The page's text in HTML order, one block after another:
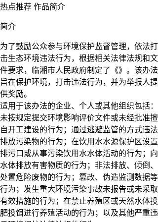
热点推荐 作品简介
简介
为了鼓励公众参与环境保护监督管理，依法打
击生态环境违法行为，根据相关法律法规和文
件要求，临湘市人民政府制定了《》。该办法
旨在保护环境，打击违法行为，并为举报人提
供奖励。
适用于该办法的企业、个人或其他组织包括：
未按规定提交环境影响评价文件或未经批准擅
自开工建设的行为；通过逃避监管的方式违法
排放污染物的行为；在饮用水水源保护区设置
排污口或从事污染饮用水水体活动的行为；向
水体排放有害物质的行为；非法排放、倾倒、
处置危险废物的行为；篡改、伪造监测数据等
行为；发生重大环境污染事故未报告或未采取
有效措施的行为；在禁止养殖区或天然水体投
肥投饵进行养殖活动的行为；以及其他严重违